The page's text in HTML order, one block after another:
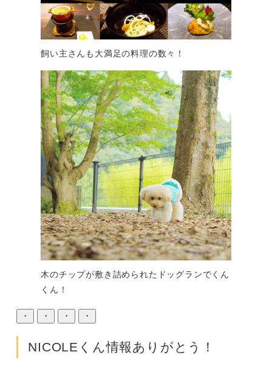
飼い主さんも大満足の料理の数々！
木のチップが敷き詰められたドッグランでくん
くん！
・ ・ ・ ・
NICOLEくん情報ありがとう！